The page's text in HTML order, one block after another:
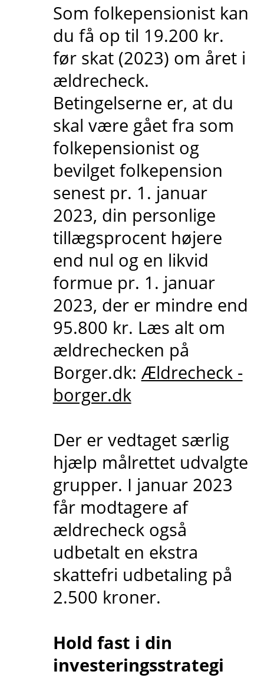
Som folkepensionist kan
du få op til 19.200 kr.
før skat (2023) om året i
ældrecheck.
Betingelserne er, at du
skal være gået fra som
folkepensionist og
bevilget folkepension
senest pr. 1. januar
2023, din personlige
tillægsprocent højere
end nul og en likvid
formue pr. 1. januar
2023, der er mindre end
95.800 kr. Læs alt om
ældrechecken på
Borger.dk: Ældrecheck -
borger.dk
Der er vedtaget særlig
hjælp målrettet udvalgte
grupper. I januar 2023
får modtagere af
ældrecheck også
udbetalt en ekstra
skattefri udbetaling på
2.500 kroner.
Hold fast i din
investeringsstrategi